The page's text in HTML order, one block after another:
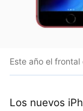
Este año el frontal
Los nuevos